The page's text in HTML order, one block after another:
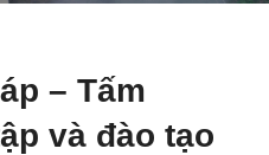
– Tấm
và đào tạo